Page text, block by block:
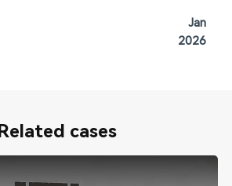
Jan
2026
Related cases